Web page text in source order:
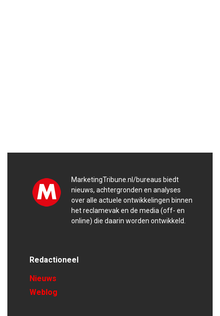
MarketingTribune.nl/bureaus biedt
nieuws, achtergronden en analyses
over alle actuele ontwikkelingen binnen
het reclamevak en de media (off- en
online) die daarin worden ontwikkeld.
Redactioneel
Nieuws
Weblog